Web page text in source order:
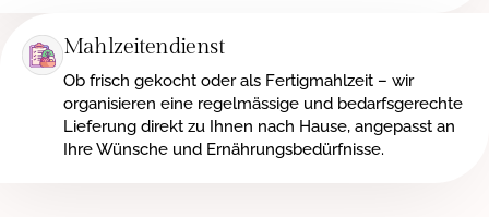
Mahlzeitendienst
Ob frisch gekocht oder als Fertigmahlzeit – wir
organisieren eine regelmässige und bedarfsgerechte
Lieferung direkt zu Ihnen nach Hause, angepasst an
Ihre Wünsche und Ernährungsbedürfnisse.